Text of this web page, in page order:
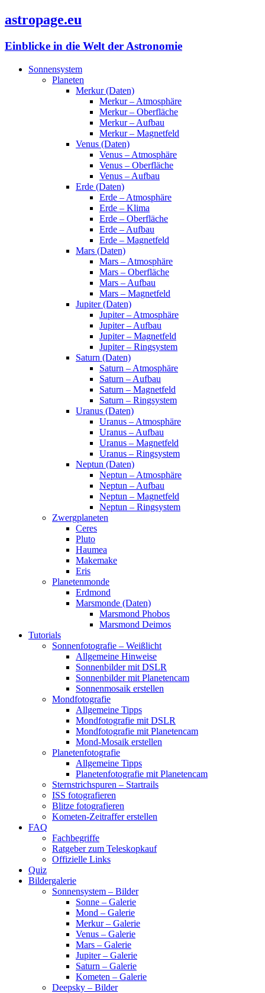
astropage.eu
Einblicke in die Welt der Astronomie
Sonnensystem
Planeten
Merkur (Daten)
Merkur – Atmosphäre
Merkur – Oberfläche
Merkur – Aufbau
Merkur – Magnetfeld
Venus (Daten)
Venus – Atmosphäre
Venus – Oberfläche
Venus – Aufbau
Erde (Daten)
Erde – Atmosphäre
Erde – Klima
Erde – Oberfläche
Erde – Aufbau
Erde – Magnetfeld
Mars (Daten)
Mars – Atmosphäre
Mars – Oberfläche
Mars – Aufbau
Mars – Magnetfeld
Jupiter (Daten)
Jupiter – Atmosphäre
Jupiter – Aufbau
Jupiter – Magnetfeld
Jupiter – Ringsystem
Saturn (Daten)
Saturn – Atmosphäre
Saturn – Aufbau
Saturn – Magnetfeld
Saturn – Ringsystem
Uranus (Daten)
Uranus – Atmosphäre
Uranus – Aufbau
Uranus – Magnetfeld
Uranus – Ringsystem
Neptun (Daten)
Neptun – Atmosphäre
Neptun – Aufbau
Neptun – Magnetfeld
Neptun – Ringsystem
Zwergplaneten
Ceres
Pluto
Haumea
Makemake
Eris
Planetenmonde
Erdmond
Marsmonde (Daten)
Marsmond Phobos
Marsmond Deimos
Tutorials
Sonnenfotografie – Weißlicht
Allgemeine Hinweise
Sonnenbilder mit DSLR
Sonnenbilder mit Planetencam
Sonnenmosaik erstellen
Mondfotografie
Allgemeine Tipps
Mondfotografie mit DSLR
Mondfotografie mit Planetencam
Mond-Mosaik erstellen
Planetenfotografie
Allgemeine Tipps
Planetenfotografie mit Planetencam
Sternstrichspuren – Startrails
ISS fotografieren
Blitze fotografieren
Kometen-Zeitraffer erstellen
FAQ
Fachbegriffe
Ratgeber zum Teleskopkauf
Offizielle Links
Quiz
Bildergalerie
Sonnensystem – Bilder
Sonne – Galerie
Mond – Galerie
Merkur – Galerie
Venus – Galerie
Mars – Galerie
Jupiter – Galerie
Saturn – Galerie
Kometen – Galerie
Deepsky – Bilder